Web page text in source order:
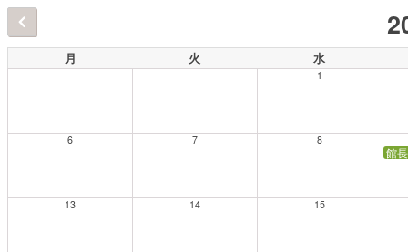
月 火 水
1
6 7 8
館
13 14 15